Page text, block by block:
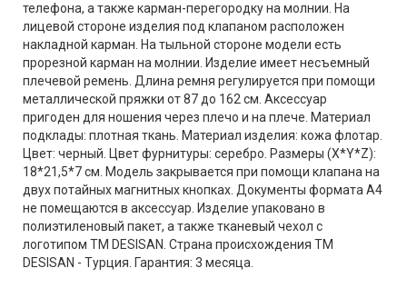
телефона, а также карман-перегородку на молнии. На
лицевой стороне изделия под клапаном расположен
накладной карман. На тыльной стороне модели есть
прорезной карман на молнии. Изделие имеет несъемный
плечевой ремень. Длина ремня регулируется при помощи
металлической пряжки от 87 до 162 см. Аксессуар
пригоден для ношения через плечо и на плече. Материал
подклады: плотная ткань. Материал изделия: кожа флотар.
Цвет: черный. Цвет фурнитуры: серебро. Размеры (X*Y*Z):
18*21,5*7 см. Модель закрывается при помощи клапана на
двух потайных магнитных кнопках. Документы формата А4
не помещаются в аксессуар. Изделие упаковано в
полиэтиленовый пакет, а также тканевый чехол с
логотипом ТМ DESISAN. Страна происхождения ТМ
DESISAN - Турция. Гарантия: 3 месяца.